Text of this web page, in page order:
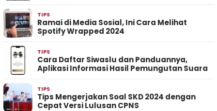
TIPS
Ramai di Media Sosial, Ini Cara Melihat
Spotify Wrapped 2024
TIPS
Cara Daftar Siwaslu dan Panduannya,
Aplikasi Informasi Hasil Pemungutan Suara
TIPS
Tips Mengerjakan Soal SKD 2024 dengan
Cepat Versi Lulusan CPNS